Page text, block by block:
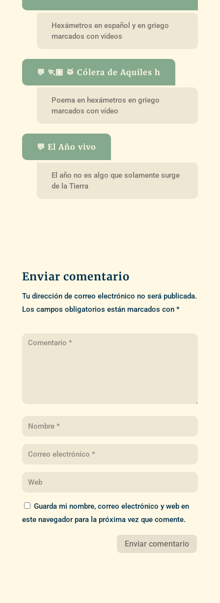
Hexámetros en español y en griego
marcados con vídeos
💬 🏃🏽 🥁 Cólera de Aquiles h
Poema en hexámetros en griego
marcados con vídeo
💬 El Año vivo
El año no es algo que solamente surge
de la Tierra
Enviar comentario
Tu dirección de correo electrónico no será publicada.
Los campos obligatorios están marcados con *
Guarda mi nombre, correo electrónico y web en
este navegador para la próxima vez que comente.